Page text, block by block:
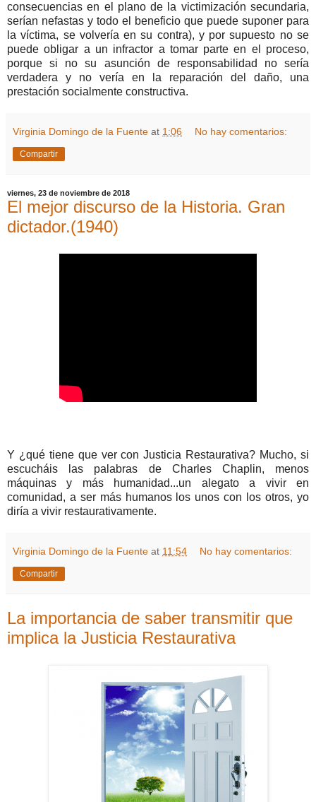
consecuencias en el plano de la victimización secundaria,
serían nefastas y todo el beneficio que puede suponer para
la víctima, se volvería en su contra), y por supuesto no se
puede obligar a un infractor a tomar parte en el proceso,
porque si no su asunción de responsabilidad no sería
verdadera y no vería en la reparación del daño, una
prestación socialmente constructiva.
Virginia Domingo de la Fuente at 1:06 No hay comentarios:
Compartir
viernes, 23 de noviembre de 2018
El mejor discurso de la Historia. Gran
dictador.(1940)
Y ¿qué tiene que ver con Justicia Restaurativa? Mucho, si
escucháis las palabras de Charles Chaplin, menos
máquinas y más humanidad...un alegato a vivir en
comunidad, a ser más humanos los unos con los otros, yo
diría a vivir restaurativamente.
Virginia Domingo de la Fuente at 11:54 No hay comentarios:
Compartir
La importancia de saber transmitir que
implica la Justicia Restaurativa